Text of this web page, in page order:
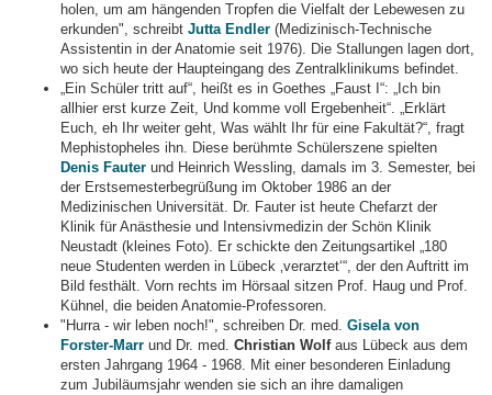
holen, um am hängenden Tropfen die Vielfalt der Lebewesen zu
erkunden", schreibt Jutta Endler (Medizinisch-Technische
Assistentin in der Anatomie seit 1976). Die Stallungen lagen dort,
wo sich heute der Haupteingang des Zentralklinikums befindet.
„Ein Schüler tritt auf“, heißt es in Goethes „Faust I“: „Ich bin
allhier erst kurze Zeit, Und komme voll Ergebenheit“. „Erklärt
Euch, eh Ihr weiter geht, Was wählt Ihr für eine Fakultät?“, fragt
Mephistopheles ihn. Diese berühmte Schülerszene spielten
Denis Fauter und Heinrich Wessling, damals im 3. Semester, bei
der Erstsemesterbegrüßung im Oktober 1986 an der
Medizinischen Universität. Dr. Fauter ist heute Chefarzt der
Klinik für Anästhesie und Intensivmedizin der Schön Klinik
Neustadt (kleines Foto). Er schickte den Zeitungsartikel „180
neue Studenten werden in Lübeck ‚verarztet‘“, der den Auftritt im
Bild festhält. Vorn rechts im Hörsaal sitzen Prof. Haug und Prof.
Kühnel, die beiden Anatomie-Professoren.
"Hurra - wir leben noch!", schreiben Dr. med. Gisela von
Forster-Marr und Dr. med. Christian Wolfaus Lübeck aus dem
ersten Jahrgang 1964 - 1968. Mit einer besonderen Einladung
zum Jubiläumsjahr wenden sie sich an ihre damaligen